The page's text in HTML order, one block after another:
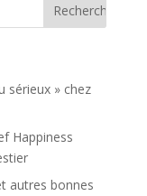
sérieux » chez
Happiness
autres bonnes